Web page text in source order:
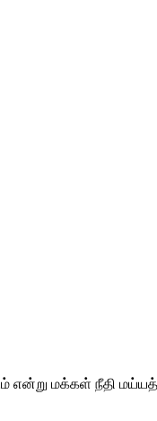
என்று மக்கள்